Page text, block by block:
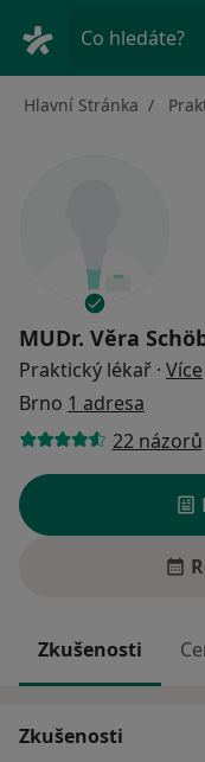
Co hledáte?
Hlavní Stránka
MUDr. Věra
Praktický lékař · Více
Brno 1 adresa
22 názorů
Zkušenosti
Zkušenosti